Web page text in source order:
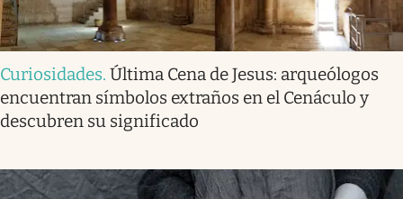
Curiosidades. Última Cena de Jesus: arqueólogos
encuentran símbolos extraños en el Cenáculo y
descubren su significado